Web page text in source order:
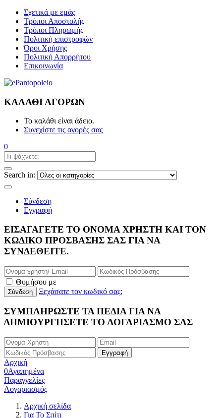
Σχετικά με εμάς
Τρόποι Αποστολής
Τρόποι Πληρωμής
Πολιτική επιστροφών
Όροι Χρήσης
Πολιτική Απορρήτου
Επικοινωνία
ΚΑΛΆΘΙ ΑΓΟΡΏΝ
Το καλάθι είναι άδειο.
Συνεχίστε τις αγορές σας
0
Search in:
Σύνδεση
Εγγραφή
ΕΙΣΑΓΆΓΕΤΕ ΤΟ ΌΝΟΜΑ ΧΡΉΣΤΗ ΚΑΙ ΤΟΝ
ΚΩΔΙΚΌ ΠΡΌΣΒΑΣΉΣ ΣΑΣ ΓΙΑ ΝΑ
ΣΥΝΔΕΘΕΊΤΕ.
Θυμήσου με
Ξεχάσατε τον κωδικό σας;
ΣΥΜΠΛΗΡΩΣΤΕ ΤΑ ΠΕΔΙΑ ΓΙΑ ΝΑ
ΔΗΜΙΟΥΡΓΗΣΕΤΕ ΤΟ ΛΟΓΑΡΙΑΣΜΟ ΣΑΣ
Αρχική
0Αγαπημένα
Παραγγελίες
Λογαριασμός
Αρχική σελίδα
Για Το Σπίτι